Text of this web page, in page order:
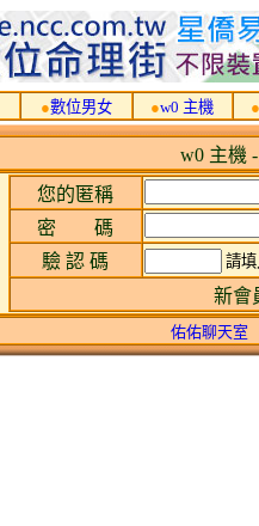
●數位男女 ●w0 主機 ●
w0 主機
您的匿稱
密 碼
驗 認 碼
請
新會
佑佑聊天室